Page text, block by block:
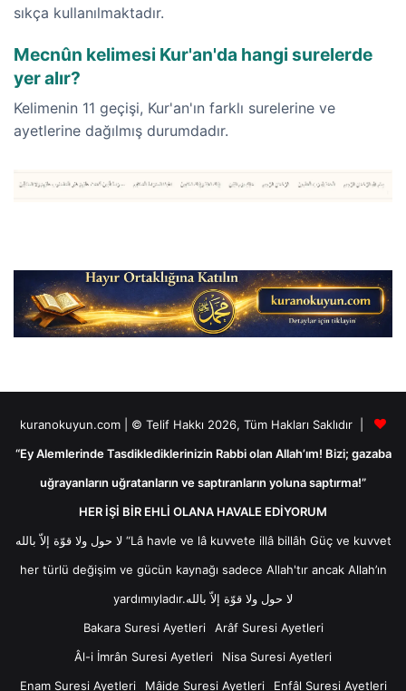
sıkça kullanılmaktadır.
Mecnûn kelimesi Kur'an'da hangi surelerde
yer alır?
Kelimenin 11 geçişi, Kur'an'ın farklı surelerine ve
ayetlerine dağılmış durumdadır.
kuranokuyun.com | © Telif Hakkı 2026, Tüm Hakları Saklıdır |
“Ey Alemlerinde Tasdiklediklerinizin Rabbi olan Allah’ım! Bizi; gazaba
uğrayanların uğratanların ve saptıranların yoluna saptırma!”
HER İŞİ BİR EHLİ OLANA HAVALE EDİYORUM
لا حول ولا قوّة إلاّ بالله “Lâ havle ve lâ kuvvete illâ billâh Güç ve kuvvet
her türlü değişim ve gücün kaynağı sadece Allah'tır ancak Allah’ın
yardımıyladır.لا حول ولا قوّة إلاّ بالله
Bakara Suresi Ayetleri
Arâf Suresi Ayetleri
Âl-i İmrân Suresi Ayetleri
Nisa Suresi Ayetleri
Enam Suresi Ayetleri
Mâide Suresi Ayetleri Enfâl Suresi Ayetleri